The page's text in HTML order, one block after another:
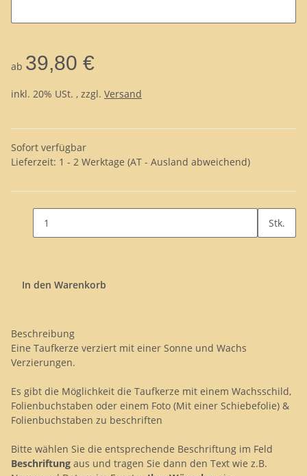
ab 39,80 €
inkl. 20% USt. , zzgl. Versand
Sofort verfügbar
Lieferzeit: 1 - 2 Werktage (AT - Ausland abweichend)
Stk.
In den Warenkorb
Beschreibung
Eine Taufkerze verziert mit einer Sonne und Wachs
Verzierungen.
Es gibt die Möglichkeit die Taufkerze mit einem Wachsschild,
Folienbuchstaben oder einem Foto (Mit einer Schiebefolie) &
Folienbuchstaben zu beschriften
Bitte wählen Sie die entsprechende Beschriftung im Feld
Beschriftung aus und tragen Sie dann den Text wie z.B.